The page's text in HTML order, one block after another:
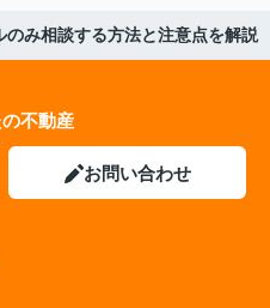
み相談する方法と注意点を解説
不動産
お問い合わせ